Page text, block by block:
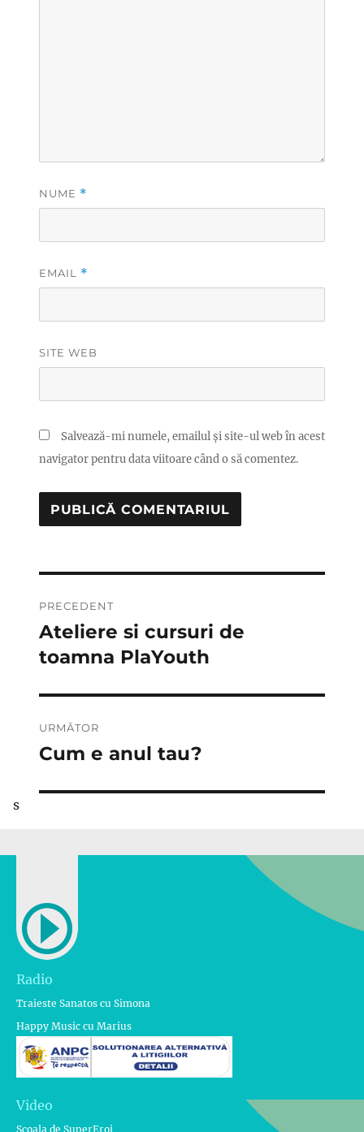
NUME *
EMAIL *
SITE WEB
Salvează-mi numele, emailul și site-ul web în acest
navigator pentru data viitoare când o să comentez.
în
articole
PRECEDENT
Articolul
anterior:
Ateliere si cursuri de
toamna PlaYouth
URMĂTOR
Articolul
Cum e anul tau?
s
Radio
Traieste Sanatos cu Simona
Happy Music cu Marius
Video
Scoala de SuperEroi